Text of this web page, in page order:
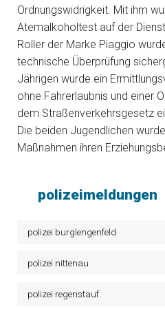
Ordnungswidrigkeit. Mit ihm
Atemalkoholtest auf der
Roller der Marke Piaggio
technische Überprüfung
Jährigen wurde ein
ohne Fahrerlaubnis und einer
dem Straßenverkehrsgesetz
Die beiden Jugendlichen
Maßnahmen ihren
polizeimeldungen
polizei burglengenfeld
polizei nittenau
polizei regenstauf